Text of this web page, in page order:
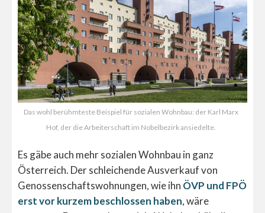
Das wohl berühmteste Beispiel für sozialen Wohnbau: der Karl Marx
Hof, der die Arbeiterschaft im Nobelbezirk ansiedelte.
Es gäbe auch mehr sozialen Wohnbau in ganz
Österreich. Der schleichende Ausverkauf von
Genossenschaftswohnungen, wie ihn ÖVP und FPÖ
erst vor kurzem beschlossen haben, wäre